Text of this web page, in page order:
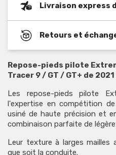
Livraison express
Retours et
Repose-pieds pilote
Tracer 9 / GT / GT+ de
Les repose-pieds pilote
l'expertise en compétition
usiné de haute précision et
combinaison parfaite de
Leur texture à larges mailles
que soit la conduite.